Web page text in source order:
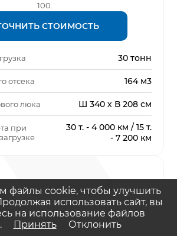
100.
СТОИМОСТЬ
30 тонн
отсека 164 м3
люка Ш 340 х В 208 см
при
30 т. - 4 000 км / 15 т.
- 7 200 км
файлы cookie, чтобы улучшить
использовать сайт, вы
на использование файлов
Принять Отклонить